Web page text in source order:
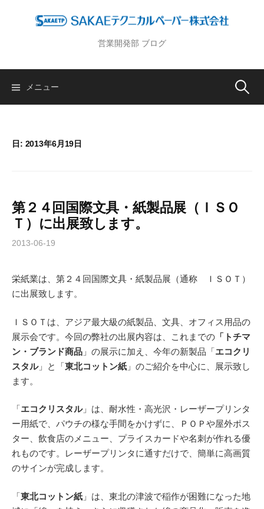
営業開発部 ブログ
メニュー 検
日: 2013年6月19日
第２４回国際文具・紙製品展（ＩＳＯ
Ｔ）に出展致します。
2013-06-19
栄紙業は、第２４回国際文具・紙製品展（通称 ＩＳＯＴ）
に出展致します。
ＩＳＯＴは、アジア最大級の紙製品、文具、オフィス用品の
展示会です。今回の弊社の出展内容は、これまでの 「トチマ
ン・ブランド商品 」の展示に加え、今年の新製品「エコクリ
スタル」と「東北コットン紙 」のご紹介を中心に、展示致し
ます。
「エコクリスタル」は、耐水性・高光沢・レーザープリンタ
ー用紙で、パウチの様な手間をかけずに、ＰＯＰや屋外ポス
ター、飲食店のメニュー、プライスカードや名刺が作れる優
れものです。レーザープリンタに通すだけで、簡単に高画質
のサインが完成します。
「東北コットン紙 」は、東北の津波で稲作が困難になった地